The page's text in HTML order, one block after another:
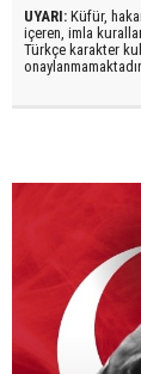
UYARI: Küfür,
içeren, imla
Türkçe karakter